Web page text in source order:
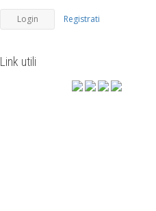
Registrati
Link utili